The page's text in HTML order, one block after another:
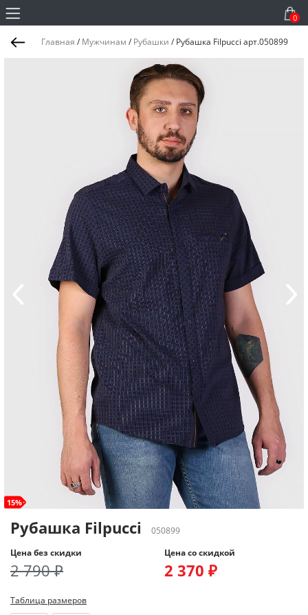
0
Главная / Мужчинам / Рубашки / Рубашка Filpucci арт.050899
15%
Рубашка Filpucci
050899
Цена без скидки
2 790 ₽
Цена со скидкой
2 370 ₽
Таблица размеров